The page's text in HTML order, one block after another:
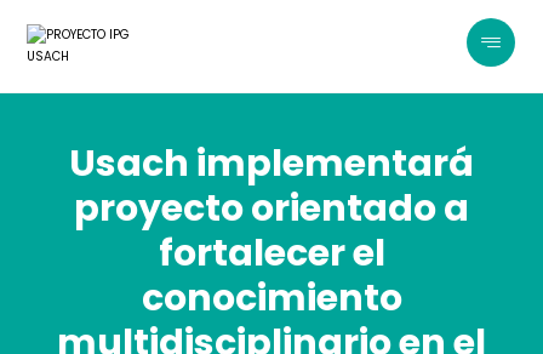
Usach implementará
proyecto orientado a
fortalecer el
conocimiento
multidisciplinario en el